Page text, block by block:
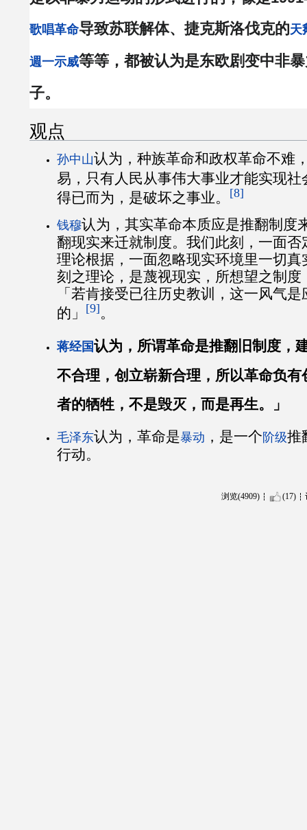
歌唱革命导致苏联解体、捷克斯洛伐克的天
週一示威等等，都被认为是东欧剧变中非
子。
观点
孙中山认为，种族革命和政权革命不难
易，只有人民从事伟大事业才能实现社
得已而为，是破坏之事业。
[8]
钱穆认为，其实革命本质应是推翻制度
翻现实来迁就制度。我们此刻，一面
理论根据，一面忽略现实环境里一切
刻之理论，是蔑视现实，所想望之制度
「若肯接受已往历史教训，这一风气
的」
[9]。
蒋经国认为，所谓革命是推翻旧制度，
不合理，创立崭新合理，所以革命负
者的牺牲，不是毁灭，而是再生。」
毛泽东认为，革命是暴动 ，是一个 阶级推
行动。
浏览(4909) (17)